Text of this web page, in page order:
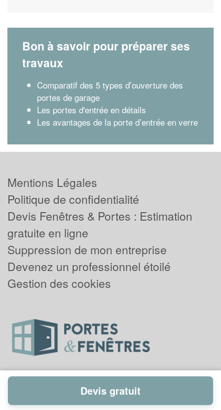
Bon à savoir pour préparer ses
travaux
Comparatif des 5 types d’ouverture des
portes de garage
Les portes d'entrée en détails
Les avantages de la porte d’entrée en verre
Mentions Légales
Politique de confidentialité
Devis Fenêtres & Portes : Estimation
gratuite en ligne
Suppression de mon entreprise
Devenez un professionnel étoilé
Gestion des cookies
Powered byPlus que pro
Devis gratuit